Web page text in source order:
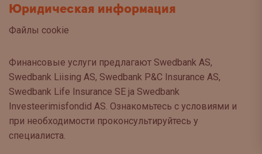
Юридическая информация
Файлы cookie
Финансовые услуги предлагают Swedbank AS,
Swedbank Liising AS, Swedbank P&C Insurance AS,
Swedbank Life Insurance SE ja Swedbank
Investeerimisfondid AS. Ознакомьтесь с условиями и
при необходимости проконсультируйтесь у
специалиста.